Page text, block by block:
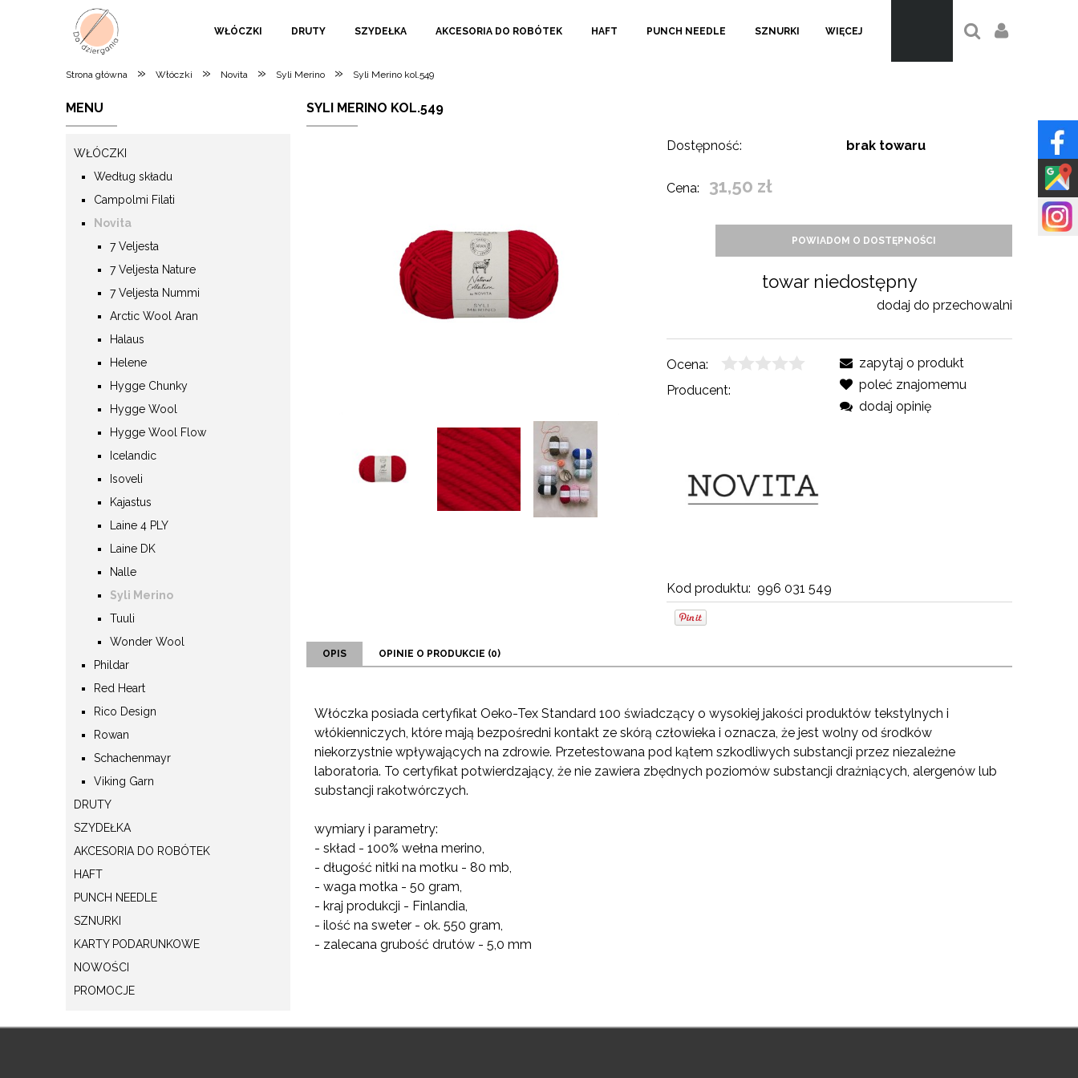
WŁÓCZKI DRUTY SZYDEŁKA AKCESORIA DO ROBÓTEK HAFT PUNCH NEEDLE SZNURKI WIĘCEJ
Strona główna » Włóczki » Novita » Syli Merino » Syli Merino kol.549
MENU
WŁÓCZKI
Według składu
Campolmi Filati
Novita
7 Veljesta
7 Veljesta Nature
7 Veljesta Nummi
Arctic Wool Aran
Halaus
Helene
Hygge Chunky
Hygge Wool
Hygge Wool Flow
Icelandic
Isoveli
Kajastus
Laine 4 PLY
Laine DK
Nalle
Syli Merino
Tuuli
Wonder Wool
Phildar
Red Heart
Rico Design
Rowan
Schachenmayr
Viking Garn
DRUTY
SZYDEŁKA
AKCESORIA DO ROBÓTEK
HAFT
PUNCH NEEDLE
SZNURKI
KARTY PODARUNKOWE
NOWOŚCI
PROMOCJE
SYLI MERINO KOL.549
Dostępność: brak towaru
Cena: 31,50 zł
POWIADOM O DOSTĘPNOŚCI
towar niedostępny
dodaj do przechowalni
Ocena:
Producent:
Kod produktu: 996 031 549
zapytaj o produkt
poleć znajomemu
dodaj opinię
OPIS OPINIE O PRODUKCIE (0)
Włóczka posiada certyfikat Oeko-Tex Standard 100 świadczący o wysokiej jakości produktów tekstylnych i
włókienniczych, które mają bezpośredni kontakt ze skórą człowieka i oznacza, że jest wolny od środków
niekorzystnie wpływających na zdrowie. Przetestowana pod kątem szkodliwych substancji przez niezależne
laboratoria. To certyfikat potwierdzający, że nie zawiera zbędnych poziomów substancji drażniących, alergenów lub
substancji rakotwórczych.
wymiary i parametry:
- skład - 100% wełna merino,
- długość nitki na motku - 80 mb,
- waga motka - 50 gram,
- kraj produkcji - Finlandia,
- ilość na sweter - ok. 550 gram,
- zalecana grubość drutów - 5,0 mm